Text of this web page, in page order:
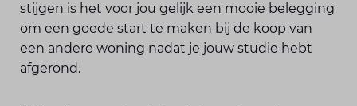
stijgen is het voor jou gelijk een mooie belegging
om een goede start te maken bij de koop van
een andere woning nadat je jouw studie hebt
afgerond.